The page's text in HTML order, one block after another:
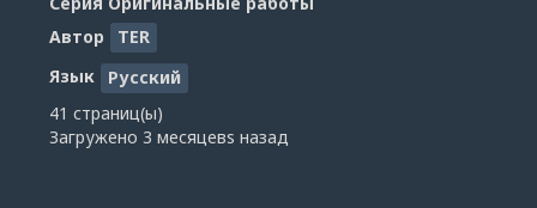
Автор
TER
Язык
Русский
41 страниц(ы)
Загружено 3 месяцевs назад